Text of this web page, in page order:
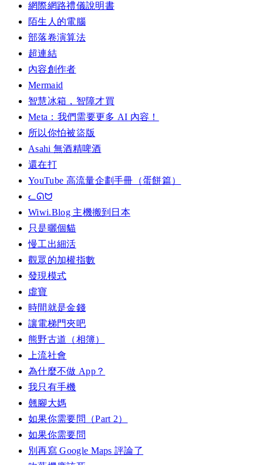
網際網路禮儀說明書
陌生人的電腦
部落卷演算法
超連結
內容創作者
Mermaid
智慧冰箱，智障才買
Meta：我們需要更多 AI 內容！
所以你怕被盜版
Asahi 無酒精啤酒
還在打
YouTube 高流量企劃手冊（蛋餅篇）
ᓚᘏᗢ
Wiwi.Blog 主機搬到日本
只是曬個貓
慢工出細活
觀眾的加權指數
發現模式
虛寶
時間就是金錢
讓電梯門夾吧
熊野古道（相簿）
上流社會
為什麼不做 App？
我只有手機
翹腳大媽
如果你需要問（Part 2）
如果你需要問
別再寫 Google Maps 評論了